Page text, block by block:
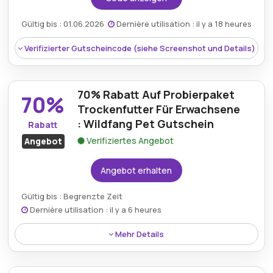
Berechtigung:Für alle Kunden
Art des Angebots:
Zeitlich begrenztes Angebot
Kumulierbar:Kombinierbar mit anderen Aktionen
Bedingungen:Weitere Informationen finden Sie
in den Bedingungen auf der Website des Händlers.
Gültig bis : 01.06.2026 Dernière utilisation : il y a 18 heures
Verifizierter Gutscheincode (siehe Screenshot und Details)
Rabatt:Ein 10%-Rabatt ist auf verschiedene
Tiernahrungsprodukte über den Wildfang.pet-
Rabattcode.
Mindestkaufbetrag:Kein Minimum erforderlich
70%
Rabatt
Angebot
70% Rabatt Auf Probierpaket
Trockenfutter Für Erwachsene
: Wildfang Pet Gutschein
Verifiziertes Angebot
Angebot erhalten
Gültig bis : Begrenzte Zeit
Dernière utilisation : il y a 6 heures
Mehr Details
Das Trockenfutter-Testpaket für erwachsene Tiere
ist jetzt mit einem 70%-Rabatt über einen Wildfang